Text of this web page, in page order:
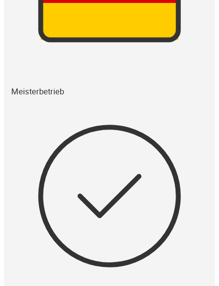
Meisterbetrieb